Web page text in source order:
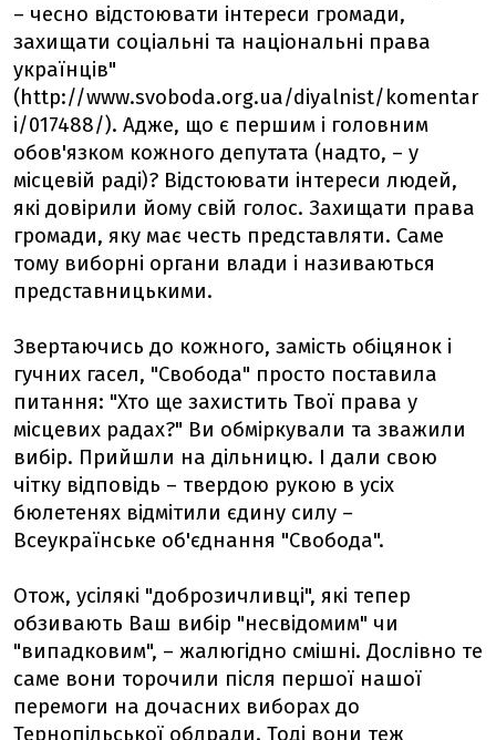
– чесно відстоювати інтереси громади,
захищати соціальні та національні права
українців"
(http://www.svoboda.org.ua/diyalnist/komentar
i/017488/). Адже, що є першим і головним
обов'язком кожного депутата (надто, – у
місцевій раді)? Відстоювати інтереси людей,
які довірили йому свій голос. Захищати права
громади, яку має честь представляти. Саме
тому виборні органи влади і називаються
представницькими.
Звертаючись до кожного, замість обіцянок і
гучних гасел, "Свобода" просто поставила
питання: "Хто ще захистить Твої права у
місцевих радах?" Ви обміркували та зважили
вибір. Прийшли на дільницю. І дали свою
чітку відповідь – твердою рукою в усіх
бюлетенях відмітили єдину силу –
Всеукраїнське об'єднання "Свобода".
Отож, усілякі "доброзичливці", які тепер
обзивають Ваш вибір "несвідомим" чи
"випадковим", – жалюгідно смішні. Дослівно те
саме вони торочили після першої нашої
перемоги на дочасних виборах до
Тернопільської облради. Тоді вони теж